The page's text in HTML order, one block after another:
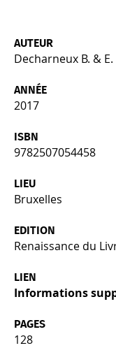
AUTEUR
Decharneux B. &
ANNÉE
2017
ISBN
9782507054458
LIEU
Bruxelles
EDITION
Renaissance du
LIEN
Informations
PAGES
128